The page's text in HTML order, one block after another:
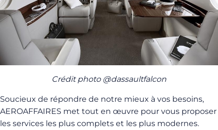
Crédit photo @dassaultfalcon
Soucieux de répondre de notre mieux à vos besoins,
AEROAFFAIRES met tout en œuvre pour vous proposer
les services les plus complets et les plus modernes.